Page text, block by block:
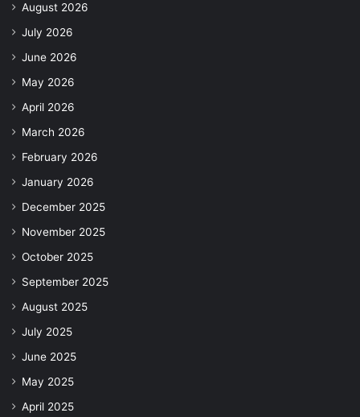
August 2026
July 2026
June 2026
May 2026
April 2026
March 2026
February 2026
January 2026
December 2025
November 2025
October 2025
September 2025
August 2025
July 2025
June 2025
May 2025
April 2025